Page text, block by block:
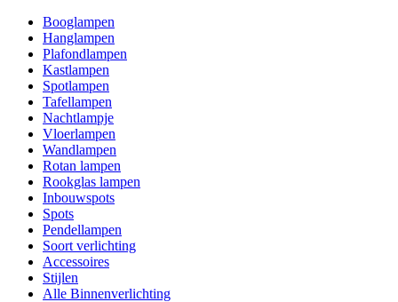
Booglampen
Hanglampen
Plafondlampen
Kastlampen
Spotlampen
Tafellampen
Nachtlampje
Vloerlampen
Wandlampen
Rotan lampen
Rookglas lampen
Inbouwspots
Spots
Pendellampen
Soort verlichting
Accessoires
Stijlen
Alle Binnenverlichting